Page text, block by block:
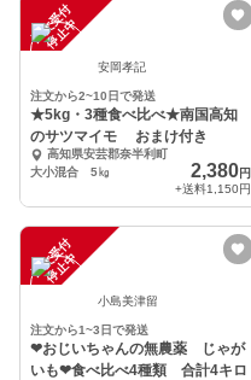
注
文
受
付
停
止
中
安岡孝記
注文から2~10日で発送
★5kg・3種食べ比べ★南国高知
のサツマイモ おまけ付き
高知県安芸郡奈半利町
大小混合 5㎏
2,380円
+送料1,150円
注
文
受
付
停
止
中
小島美津留
注文から1~3日で発送
❤おじいちゃんの無農薬 じゃが
いも❤食べ比べ4種類 合計4キロ